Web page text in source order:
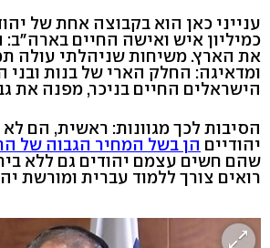
ענייני כאן הוא בקבוצה אחת של
כמיליון איש ואישה החיים
את הארץ. משיחות שניהלתי עולה
ומדאיגה: החלק הארי של בנות ובני
הישראלים החיים בניכר, מפנה את
הסיבות לכך מגוונות: ראשית, הם
יהודיים הן בשל המחיר הגבוה של
שהם חשים עצמם יהודים גם ללא
רואים צורך ללמוד עברית ומורשת